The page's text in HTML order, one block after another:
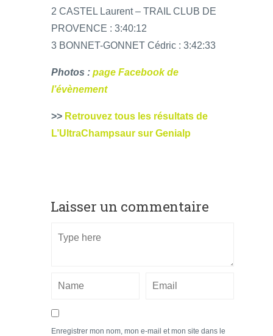
2 CASTEL Laurent – TRAIL CLUB DE
PROVENCE : 3:40:12
3 BONNET-GONNET Cédric : 3:42:33
Photos : page Facebook de
l’évènement
>> Retrouvez tous les résultats de
L’UltraChampsaur sur Genialp
Laisser un commentaire
Enregistrer mon nom, mon e-mail et mon site dans le